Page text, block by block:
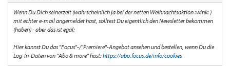
Wenn Du Dich seinerzeit (wahrscheinlich ja bei der netten Weihnachtsaktion :wink: )
mit echter e-mail angemeldet hast, solltest Du eigentlich den Newsletter bekommen
(haben) - aber das ist egal:
Hier kannst Du das "Focus"-/"Premiere"-Angebot ansehen und bestellen, wenn Du die
Log-In-Daten von "Abo & more" hast:https://abo.focus.de/info/cookies